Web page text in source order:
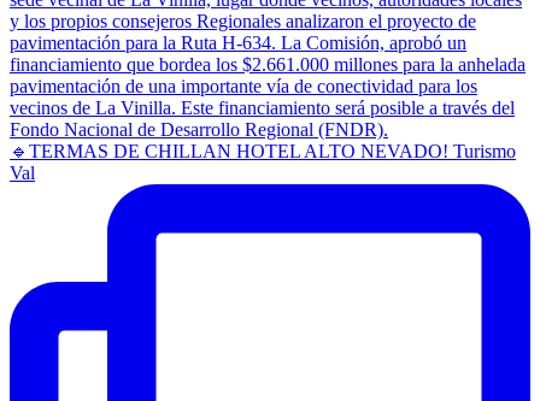
🔹TERMAS DE CHILLAN HOTEL ALTO NEVADO! Turismo
Val